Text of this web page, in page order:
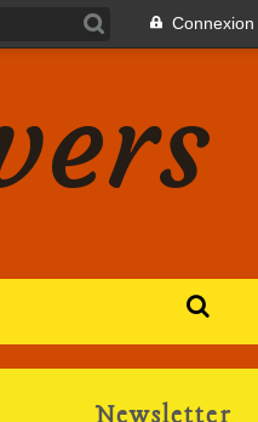
Connexion